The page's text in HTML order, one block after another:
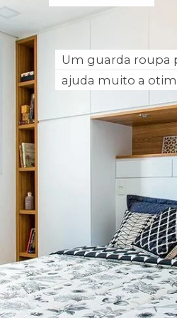
Um guarda roupa
ajuda muito a
Um guarda roupa
ajuda muito a